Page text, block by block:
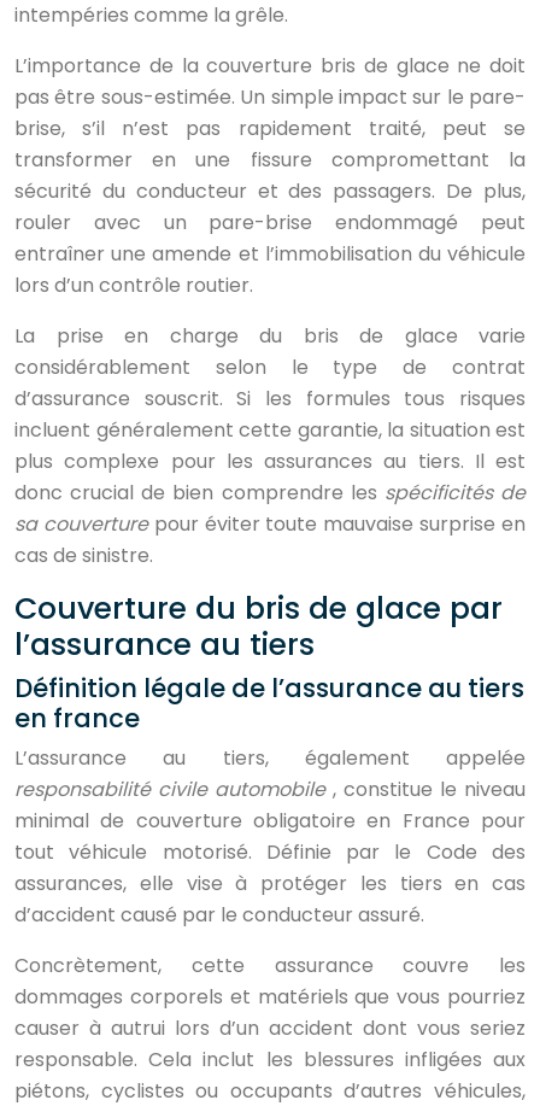
intempéries comme la grêle.
L’importance de la couverture bris de glace ne doit
pas être sous-estimée. Un simple impact sur le pare-
brise, s’il n’est pas rapidement traité, peut se
transformer en une fissure compromettant la
sécurité du conducteur et des passagers. De plus,
rouler avec un pare-brise endommagé peut
entraîner une amende et l’immobilisation du véhicule
lors d’un contrôle routier.
La prise en charge du bris de glace varie
considérablement selon le type de contrat
d’assurance souscrit. Si les formules tous risques
incluent généralement cette garantie, la situation est
plus complexe pour les assurances au tiers. Il est
donc crucial de bien comprendre les spécificités de
sa couverture pour éviter toute mauvaise surprise en
cas de sinistre.
Couverture du bris de glace par
l’assurance au tiers
Définition légale de l’assurance au tiers
en france
L’assurance au tiers, également appelée
responsabilité civile automobile , constitue le niveau
minimal de couverture obligatoire en France pour
tout véhicule motorisé. Définie par le Code des
assurances, elle vise à protéger les tiers en cas
d’accident causé par le conducteur assuré.
Concrètement, cette assurance couvre les
dommages corporels et matériels que vous pourriez
causer à autrui lors d’un accident dont vous seriez
responsable. Cela inclut les blessures infligées aux
piétons, cyclistes ou occupants d’autres véhicules,